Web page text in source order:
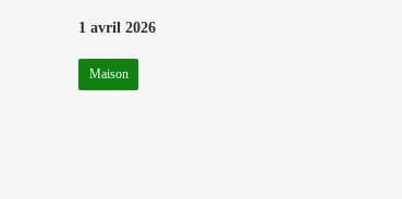
1 avril 2026
Maison